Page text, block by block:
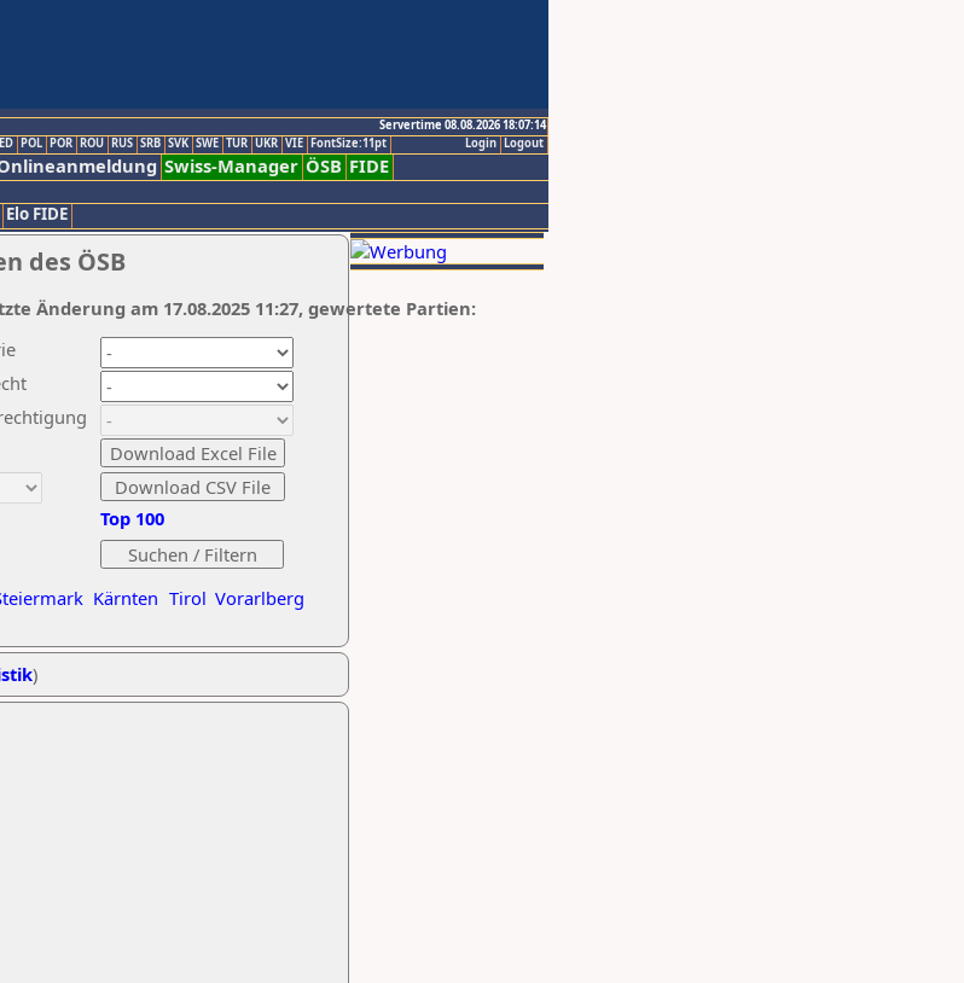
Servertime 08.08.2026 18:07:14
Logout
Login
POL POR ROU RUS SRB SVK SWE TUR UKR VIE FontSize:11pt
Swiss-Manager ÖSB FIDE
Elo FIDE
des ÖSB
Kärnten Tirol Vorarlberg
Top 100
Änderung am 17.08.2025 11:27, gewertete Partien:
)